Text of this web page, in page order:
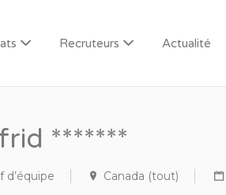
Recruteurs Actualité
*******
d’équipe Canada (tout)